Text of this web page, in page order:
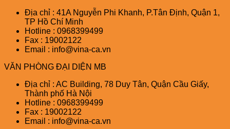
Địa chỉ : 41A Nguyễn Phi Khanh, P.Tân Định, Quận 1,
TP Hồ Chí Minh
Hotline : 0968399499
Fax : 19002122
Email : info@vina-ca.vn
VĂN PHÒNG ĐẠI DIỆN MB
Địa chỉ : AC Building, 78 Duy Tân, Quận Cầu Giấy,
Thành phố Hà Nội
Hotline : 0968399499
Fax : 19002122
Email : info@vina-ca.vn